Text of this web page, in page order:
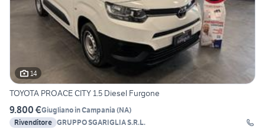
14
TOYOTA PROACE CITY 1.5 Diesel Furgone
9.800 €Giugliano in Campania (NA)
Rivenditore GRUPPO SGARIGLIA S.R.L.